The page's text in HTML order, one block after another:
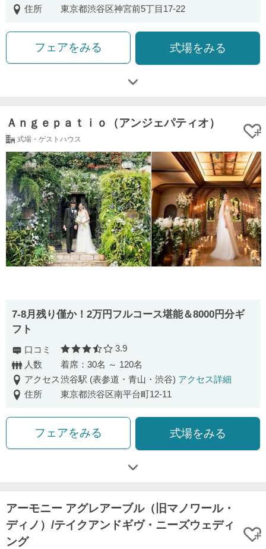
住所
東京都渋谷区神宮前5丁目17-22
フェアをみる 式場をみる
Ａｎｇｅｐａｔｉｏ（アンジェパティオ）
式場・ゲストハウス
7-8月残り僅か！2万円フルコース堪能＆8000円分ギ
フト
口コミ 口コミ評価
3.9
人数
着席：30名 ～ 120名
アクセス渋谷駅 (表参道・青山・渋谷) アクセス詳細
住所
東京都渋谷区南平台町12-11
フェアをみる 式場をみる
アーモニー アグレアーブル（旧マノワール・
ディノ）/テイクアンドギヴ・ニーズウェディ
ング